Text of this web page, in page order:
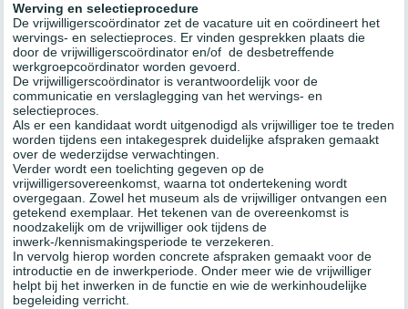
Werving en selectieprocedure
De vrijwilligerscoördinator zet de vacature uit en coördineert het
wervings- en selectieproces. Er vinden gesprekken plaats die
door de vrijwilligerscoördinator en/of de desbetreffende
werkgroepcoördinator worden gevoerd.
De vrijwilligerscoördinator is verantwoordelijk voor de
communicatie en verslaglegging van het wervings- en
selectieproces.
Als er een kandidaat wordt uitgenodigd als vrijwilliger toe te treden
worden tijdens een intakegesprek duidelijke afspraken gemaakt
over de wederzijdse verwachtingen.
Verder wordt een toelichting gegeven op de
vrijwilligersovereenkomst, waarna tot ondertekening wordt
overgegaan. Zowel het museum als de vrijwilliger ontvangen een
getekend exemplaar. Het tekenen van de overeenkomst is
noodzakelijk om de vrijwilliger ook tijdens de
inwerk-/kennismakingsperiode te verzekeren.
In vervolg hierop worden concrete afspraken gemaakt voor de
introductie en de inwerkperiode. Onder meer wie de vrijwilliger
helpt bij het inwerken in de functie en wie de werkinhoudelijke
begeleiding verricht.